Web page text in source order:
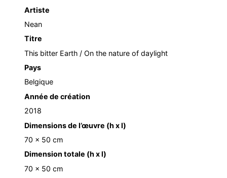
Artiste
Nean
Titre
This bitter Earth / On the nature of daylight
Pays
Belgique
Année de création
2018
Dimensions de l’œuvre (h x l)
70 x 50 cm
Dimension totale (h x l)
70 x 50 cm